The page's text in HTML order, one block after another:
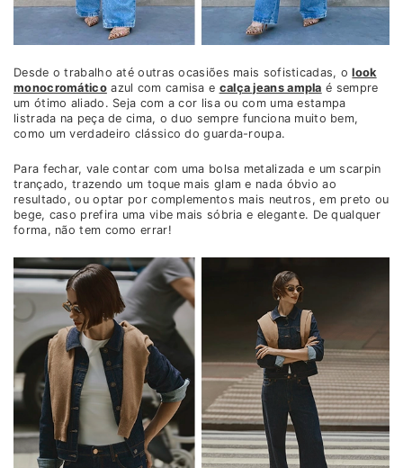
Desde o trabalho até outras ocasiões mais sofisticadas, olook
monocromáticoazul com camisa e calça jeans ampla é sempre
um ótimo aliado. Seja com a cor lisa ou com uma estampa
listrada na peça de cima, o duo sempre funciona muito bem,
como um verdadeiro clássico do guarda-roupa.
Para fechar, vale contar com uma bolsa metalizada e um scarpin
trançado, trazendo um toque mais glam e nada óbvio ao
resultado, ou optar por complementos mais neutros, em preto ou
bege, caso prefira uma vibe mais sóbria e elegante. De qualquer
forma, não tem como errar!